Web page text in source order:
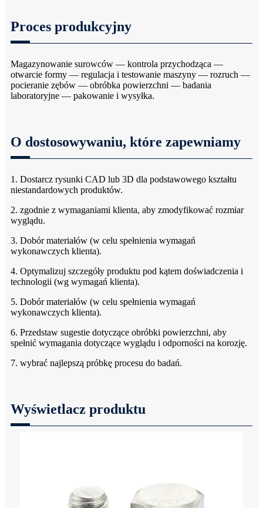
Proces produkcyjny
Magazynowanie surowców — kontrola przychodząca —
otwarcie formy — regulacja i testowanie maszyny — rozruch —
pocieranie zębów — obróbka powierzchni — badania
laboratoryjne — pakowanie i wysyłka.
O dostosowywaniu, które zapewniamy
1. Dostarcz rysunki CAD lub 3D dla podstawowego kształtu
niestandardowych produktów.
2. zgodnie z wymaganiami klienta, aby zmodyfikować rozmiar
wyglądu.
3. Dobór materiałów (w celu spełnienia wymagań
wykonawczych klienta).
4. Optymalizuj szczegóły produktu pod kątem doświadczenia i
technologii (wg wymagań klienta).
5. Dobór materiałów (w celu spełnienia wymagań
wykonawczych klienta).
6. Przedstaw sugestie dotyczące obróbki powierzchni, aby
spełnić wymagania dotyczące wyglądu i odporności na korozję.
7. wybrać najlepszą próbkę procesu do badań.
Wyświetlacz produktu